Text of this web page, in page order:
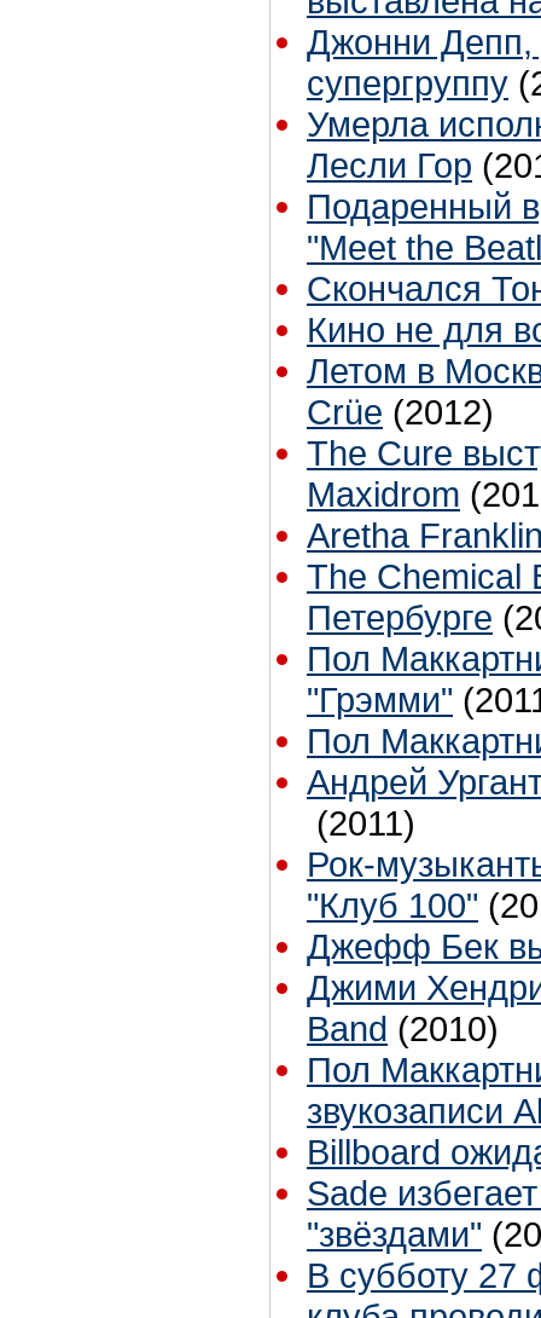
Джонни Депп,
супергруппу
Умерла
Лесли Гор
Подаренный
"Meet the
Скончался
Кино не для
Летом в
Crüe (2012)
The Cure
Maxidrom
Aretha
The Chemical
Петербурге
Пол
"Грэмми"
Пол
Андрей
(2011)
Рок-
"Клуб 100"
Джефф Бек
Джими
Band (2010)
Пол
звукозаписи
Billboard
Sade
"звёздами"
В субботу 27